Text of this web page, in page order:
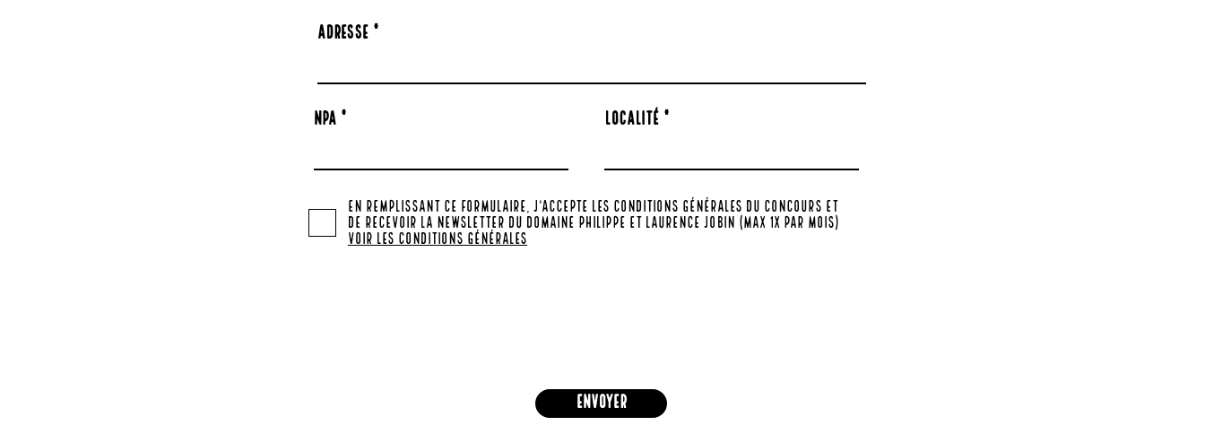
Adresse
NPA Localité
En remplissant ce formulaire, j'accepte les conditions générales du concours et
de recevoir la newsletter du Domaine Philippe et Laurence Jobin (max 1x par mois)
Voir les conditions générales
Envoyer